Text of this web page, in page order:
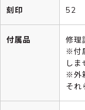
刻印 52
付属品
修理
※付
しま
※外
それ